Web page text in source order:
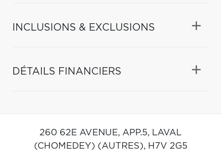
INCLUSIONS & EXCLUSIONS
DÉTAILS FINANCIERS
260 62E AVENUE, APP.5, LAVAL
(CHOMEDEY) (AUTRES), H7V 2G5